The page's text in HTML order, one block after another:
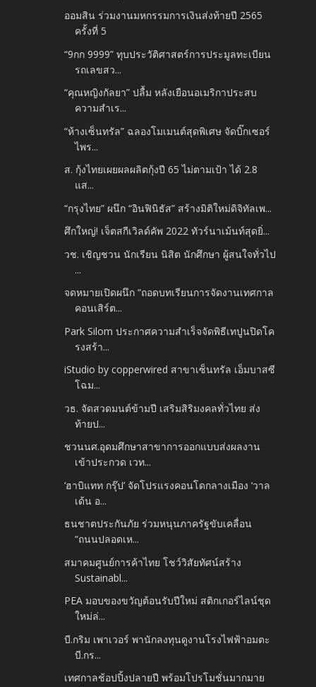
ออมสิน ร่วมงานมหกรรมการเงินส่งท้ายปี 2565
ครั้งที่ 5
“9กก 9999” ทุบประวัติศาสตร์การประมูลทะเบียน
รถเลขสว...
“คุณหญิงกัลยา” ปลื้ม หลังเยือนอเมริกาประสบ
ความสำเร...
“ห้างเซ็นทรัล” ฉลองโมเมนต์สุดพิเศษ จัดบิ๊กเซอร์
ไพร...
ส. กุ้งไทยเผยผลผลิตกุ้งปี 65 ไม่ตามเป้า ได้ 2.8
แส...
“กรุงไทย” ผนึก “อินฟินิธัส” สร้างมิติใหม่ดิจิทัลเพ...
ศึกใหญ่! เจ็ตสกีเวิลด์คัพ 2022 ทัวร์นาเม้นท์สุดยิ่...
วช. เชิญชวน นักเรียน นิสิต นักศึกษา ผู้สนใจทั่วไป
...
จดหมายเปิดผนึก “ถอดบทเรียนการจัดงานเทศกาล
คอนเสิร์ต...
Park Silom ประกาศความสำเร็จจัดพิธีเทปูนปิดโค
รงสร้า...
iStudio by copperwired สาขาเซ็นทรัล เอ็มบาสซี
โฉม...
วธ. จัดสวดมนต์ข้ามปี เสริมสิริมงคลทั่วไทย ส่ง
ท้ายป...
ชวนนศ.อุดมศึกษาสาขาการออกแบบส่งผลงาน
เข้าประกวด เวท...
‘ฮาบิแทท กรุ๊ป’ จัดโปรแรงคอนโดกลางเมือง ‘วาล
เด้น อ...
ธนชาตประกันภัย ร่วมหนุนภาครัฐขับเคลื่อน
“ถนนปลอดเห...
สมาคมศูนย์การค้าไทย โชว์วิสัยทัศน์สร้าง
Sustainabl...
PEA มอบของขวัญต้อนรับปีใหม่ สติกเกอร์ไลน์ชุด
ใหม่ล่...
บี.กริม เพาเวอร์ พานักลงทุนดูงานโรงไฟฟ้าอมตะ
บี.กร...
เทศกาลช้อปปิ้งปลายปี พร้อมโปรโมชั่นมากมาย